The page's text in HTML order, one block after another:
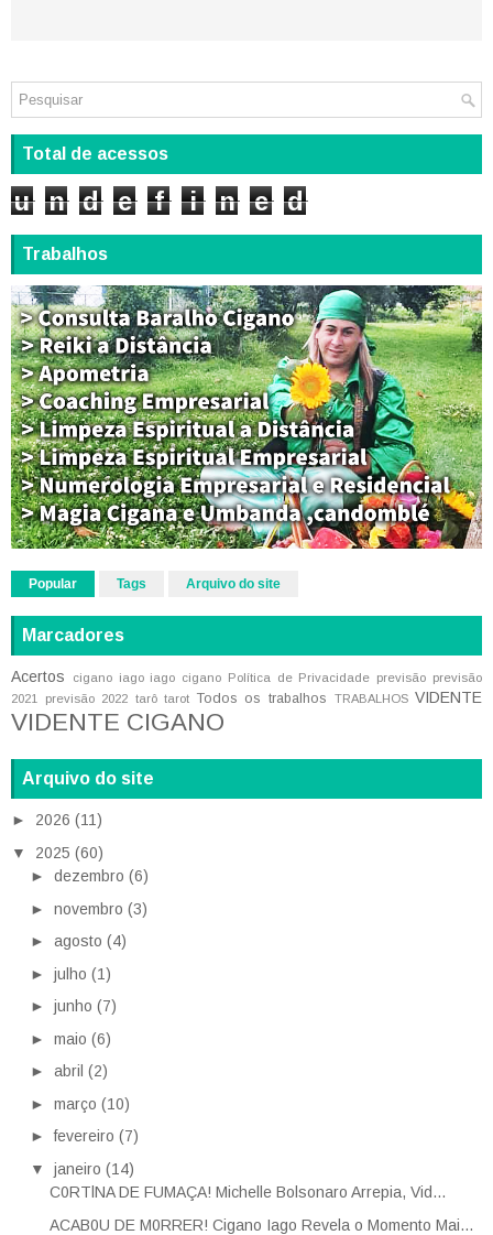
Total de acessos
u n d e f i n e d
Trabalhos
Popular Tags Arquivo do site
Marcadores
Acertos cigano iago iago cigano Política de Privacidade previsão previsão
2021
previsão 2022 tarô tarot Todos os trabalhos TRABALHOS VIDENTE
VIDENTE CIGANO
Arquivo do site
► 2026 (11)
▼ 2025 (60)
► dezembro (6)
► novembro (3)
► agosto (4)
► julho (1)
► junho (7)
► maio (6)
► abril (2)
► março (10)
►fevereiro (7)
▼ janeiro (14)
C0RTlNA DE FUMAÇA! Michelle Bolsonaro Arrepia, Vid...
ACAB0U DE M0RRER! Cigano Iago Revela o Momento Mai...